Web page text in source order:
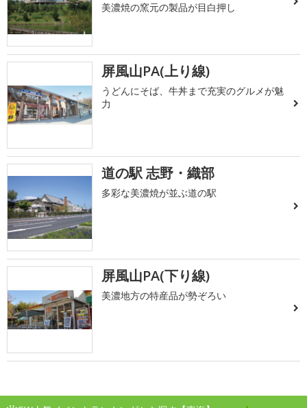
美濃焼の窯元の製品が目白押し
屏風山PA(上り線)
うどんにそば、牛丼まで充実のグルメが魅
力
道の駅 志野・織部
多彩な美濃焼が並ぶ道の駅
屏風山PA(下り線)
美濃地方の特産品が勢ぞろい